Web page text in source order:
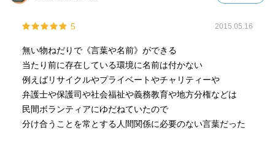
5 2015.05.16
無い物ねだりで《言葉や名前》ができる
当たり前に存在している環境に名前は付かない
例えばリサイクルやプライベートやチャリティーや
弁護士や保護司や社会福祉や義務教育や地方分権などは
民間ボランティアにゆだねていたので
分け合うことを常とする人間関係に必要のない言葉だった